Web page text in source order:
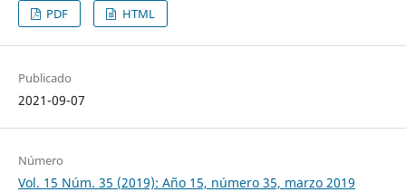
PDF HTML
Publicado
2021-09-07
Número
Vol. 15 Núm. 35 (2019): Año 15, número 35, marzo 2019